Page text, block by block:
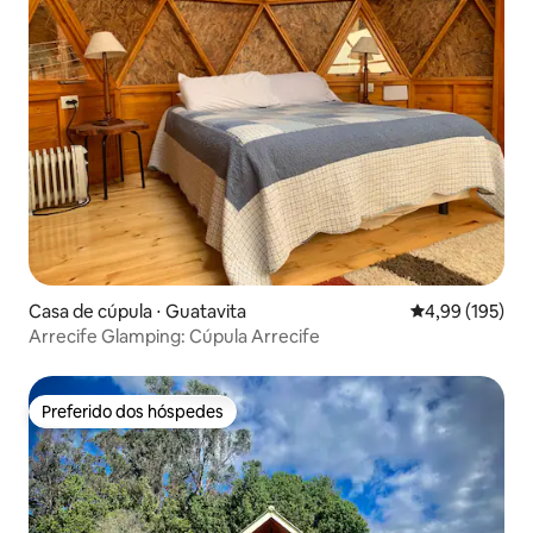
Casa de cúpula ⋅ Guatavita 4,99 de uma
4,99 (195)
Arrecife Glamping: Cúpula Arrecife
Preferido dos hóspedes
Preferido dos hóspedes